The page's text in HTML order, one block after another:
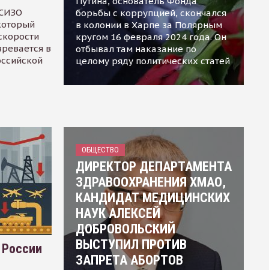
в
борьбы с коррупцией, скончался
в колонии в Харпе за Полярным
кругом 16 февраля 2024 года. Он
отбывал там наказание по
целому ряду политических статей
ОБЩЕСТВО
ДИРЕКТОР ДЕПАРТАМЕНТА
ЗДРАВООХРАНЕНИЯ ХМАО,
КАНДИДАТ МЕДИЦИНСКИХ
НАУК АЛЕКСЕЙ
ДОБРОВОЛЬСКИЙ
ВЫСТУПИЛ ПРОТИВ
ЗАПРЕТА АБОРТОВ